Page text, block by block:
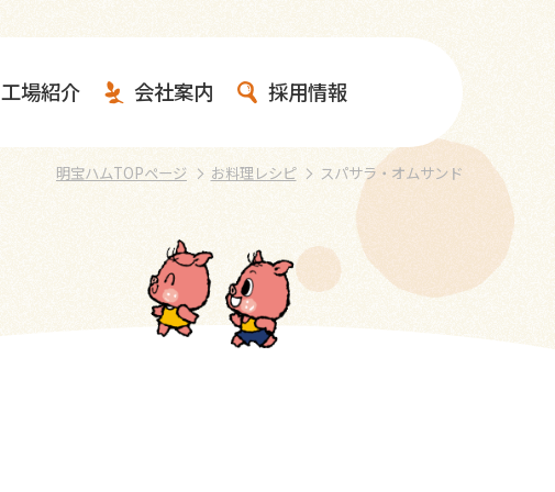
工場紹介 会社案内 採用情報
明宝ハムTOPページ お料理レシピ スパサラ・オムサンド